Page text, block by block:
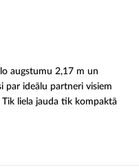
augstumu 2,17 m un
par ideālu partneri visiem
Tik liela jauda tik kompaktā